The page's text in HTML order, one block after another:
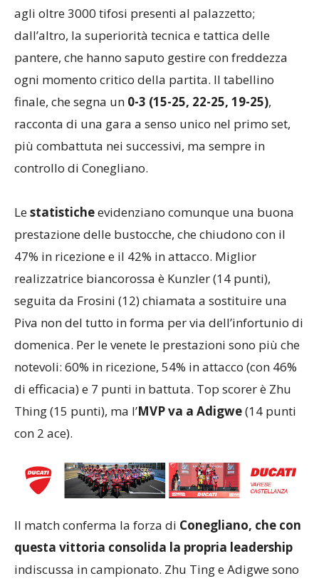
agli oltre 3000 tifosi presenti al palazzetto;
dall’altro, la superiorità tecnica e tattica delle
pantere, che hanno saputo gestire con freddezza
ogni momento critico della partita. Il tabellino
finale, che segna un 0-3 (15-25, 22-25, 19-25),
racconta di una gara a senso unico nel primo set,
più combattuta nei successivi, ma sempre in
controllo di Conegliano.
Lestatisticheevidenziano comunque una buona
prestazione delle bustocche, che chiudono con il
47% in ricezione e il 42% in attacco. Miglior
realizzatrice biancorossa è Kunzler (14 punti),
seguita da Frosini (12) chiamata a sostituire una
Piva non del tutto in forma per via dell’infortunio di
domenica. Per le venete le prestazioni sono più che
notevoli: 60% in ricezione, 54% in attacco (con 46%
di efficacia) e 7 punti in battuta. Top scorer è Zhu
Thing (15 punti), ma l’MVP va a Adigwe(14 punti
con 2 ace).
Il match conferma la forza di Conegliano, che con
questa vittoria consolida la propria leadership
indiscussa in campionato. Zhu Ting e Adigwe sono